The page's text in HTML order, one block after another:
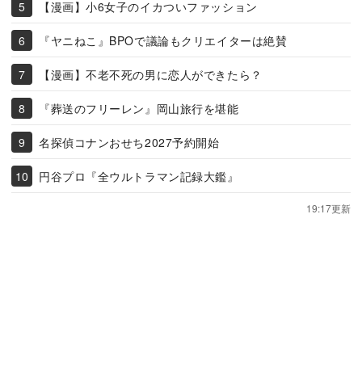
【漫画】小6女子のイカついファッション
『ヤニねこ』BPOで議論もクリエイターは絶賛
【漫画】不老不死の男に恋人ができたら？
『葬送のフリーレン』岡山旅行を堪能
名探偵コナンおせち2027予約開始
円谷プロ『全ウルトラマン記録大鑑』
19:17更新